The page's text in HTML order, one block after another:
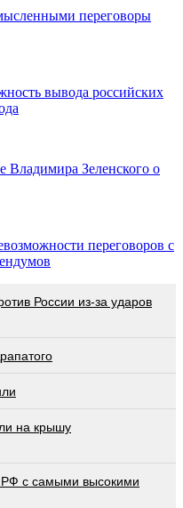
переговоры
вывода российских
Владимира Зеленского о
переговоров с
России из-за ударов
на крышу
с самыми высокими